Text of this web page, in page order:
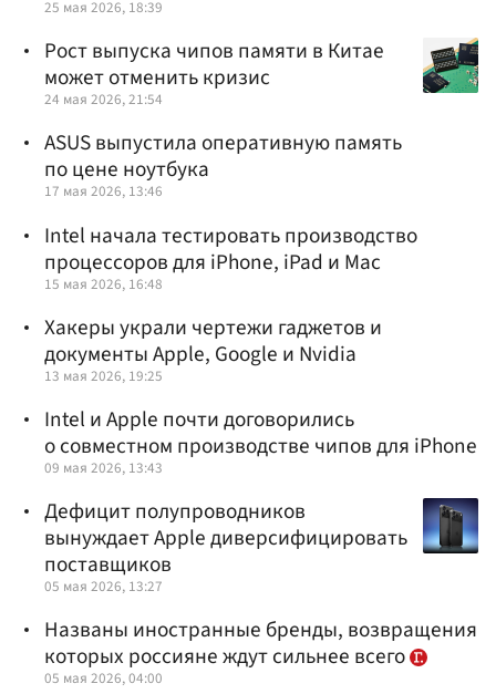
25 мая 2026, 18:39
Рост выпуска чипов памяти в Китае
может отменить кризис
24 мая 2026, 21:54
ASUS выпустила оперативную память
по цене ноутбука
17 мая 2026, 13:46
Intel начала тестировать производство
процессоров для iPhone, iPad и Mac
15 мая 2026, 16:48
Хакеры украли чертежи гаджетов и
документы Apple, Google и Nvidia
13 мая 2026, 19:25
Intel и Apple почти договорились
о совместном производстве чипов для iPhone
09 мая 2026, 13:43
Дефицит полупроводников
вынуждает Apple диверсифицировать
поставщиков
05 мая 2026, 13:27
Названы иностранные бренды, возвращения
которых россияне ждут сильнее всего
05 мая 2026, 04:00